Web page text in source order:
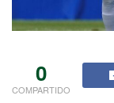
0
COMPARTIDO